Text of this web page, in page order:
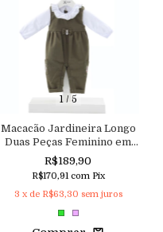
1/ 5
Macacão Jardineira Longo
Duas Peças Feminino em
Viscolinho com Bolso
Lateral Bordado Aconchego
do Bebê
R$189,90
R$170,91 com Pix
3 x de R$63,30 sem juros